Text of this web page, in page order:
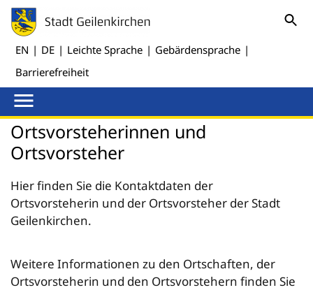
EN | DE | Leichte Sprache | Gebärdensprache |
Barrierefreiheit
Ortsvorsteherinnen und
Ortsvorsteher
Hier finden Sie die Kontaktdaten der
Ortsvorsteherin und der Ortsvorsteher der Stadt
Geilenkirchen.
Weitere Informationen zu den Ortschaften, der
Ortsvorsteherin und den Ortsvorstehern finden Sie